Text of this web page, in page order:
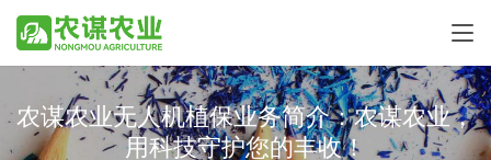
农谋农业无人机植保业务简介：农谋农业，
用科技守护您的丰收！